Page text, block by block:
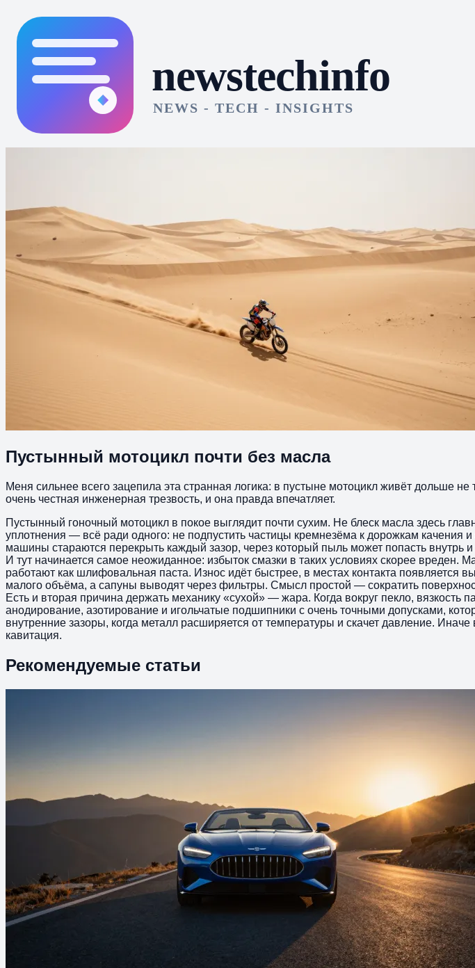
Пустынный мотоцикл почти без масла
Меня сильнее всего зацепила эта странная логика: в пустыне мотоцикл живёт дольше
очень честная инженерная трезвость, и она правда впечатляет.
Пустынный гоночный мотоцикл в покое выглядит почти сухим. Не блеск масла здесь
уплотнения — всё ради одного: не подпустить частицы кремнезёма к дорожкам качения
машины стараются перекрыть каждый зазор, через который пыль может попасть внутрь
И тут начинается самое неожиданное: избыток смазки в таких условиях скорее вреден.
работают как шлифовальная паста. Износ идёт быстрее, в местах контакта
малого объёма, а сапуны выводят через фильтры. Смысл простой — сократить
Есть и вторая причина держать механику «сухой» — жара. Когда вокруг пекло, вязкость
анодирование, азотирование и игольчатые подшипники с очень точными допусками,
внутренние зазоры, когда металл расширяется от температуры и скачет давление.
кавитация.
Рекомендуемые статьи